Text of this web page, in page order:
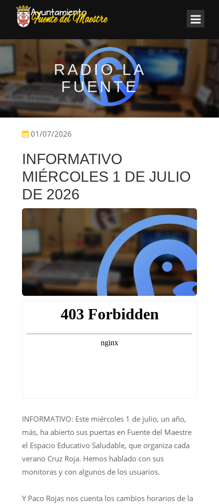
RADIO LA
FUENTE
01/07/2026
INFORMATIVO
MIÉRCOLES 1 DE JULIO
DE 2026
INFORMATIVO: Este miércoles 1 de julio, un año,
más, ha abierto sus puertas en Fuente del Maestre
el Espacio Educativo Saludable, que organiza cada
verano Cruz Roja. Hemos hablado con sus
monitoras y con algunos de los usuarios.
Y Paco Rojas nos cuenta los cambios horarios de la